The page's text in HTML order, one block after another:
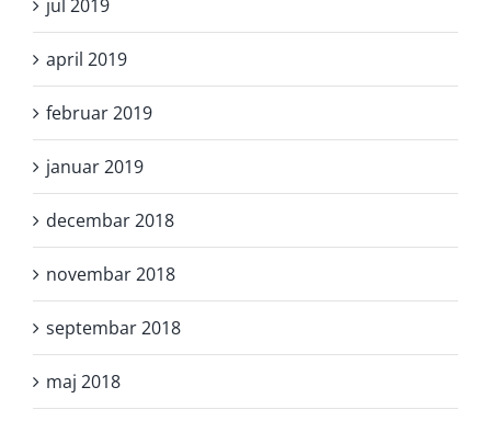
jul 2019
april 2019
februar 2019
januar 2019
decembar 2018
novembar 2018
septembar 2018
maj 2018